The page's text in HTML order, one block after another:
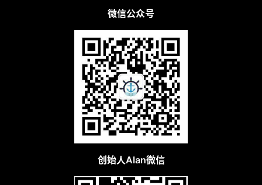
微信公众号
创始人Alan微信